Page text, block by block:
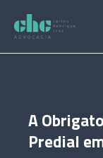
para
conteúdo
A
Predial